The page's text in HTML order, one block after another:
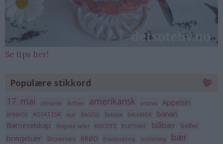
Se tips her!
Populære stikkord
17. mai afrikansk Airfryer amerikansk ananas Appelsin
APRIKOS ASIATISK açai BAGELS Baklava BALKANSK
banan
Barneselskap
Belgiske vafler BISCOTTI BLØTKAKE blåbær boller
bringebær Brownies BRØD Brødpudding butterdeig bær